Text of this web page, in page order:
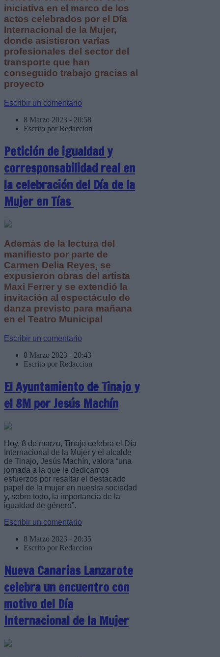
iniciativa en el marco de los
actos celebrados por el Día
Internacional de la Mujer,
donde asistieron varias
profesionales del sector del
transporte que han
conseguido trabajo gracias al
proyecto
Escribir un comentario
8 Marzo 2023 - 20:58
Escrito por Redaccion
Petición de igualdad y
corresponsabilidad real en
la celebración del Día de la
Mujer en Tías
Además de la lectura del
manifiesto por parte de
Carmen Delia Reyes, se
expusieron obras del artista
Maxi Ferrer y se extendió la
invitación al espectáculo de
danza previsto para mañana
en el Teatro Municipal
Escribir un comentario
8 Marzo 2023 - 20:43
Escrito por Redaccion
El Ayuntamiento de Tinajo y
el 8M por Jesús Machín
Hoy, 8 de marzo, Tinajo celebra el Día
Internacional de la Mujer y el alcalde
de Tinajo, Jesús Machín, valora “una
jornada a la que le dedicamos
esfuerzos por resaltar el destacado
papel de la mujer en nuestra sociedad
y, sobre todo, la importancia de la
igualdad de género”.
Escribir un comentario
8 Marzo 2023 - 20:35
Escrito por Redaccion
Nueva Canarias Lanzarote
celebra un encuentro con
motivo del Día
Internacional de la Mujer